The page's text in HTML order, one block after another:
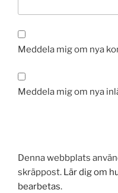
Meddela mig om nya
Meddela mig om nya
Denna webbplats
skräppost. Lär dig om
bearbetas.